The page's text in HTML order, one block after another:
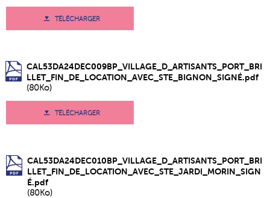
TÉLÉCHARGER
CAL53DA24DEC009BP_VILLAGE_D_ARTISANTS_PORT_BRI
LLET_FIN_DE_LOCATION_AVEC_STE_BIGNON_SIGNÉ.pdf
(80Ko)
TÉLÉCHARGER
CAL53DA24DEC010BP_VILLAGE_D_ARTISANTS_PORT_BRI
LLET_FIN_DE_LOCATION_AVEC_STE_JARDI_MORIN_SIGN
É.pdf
(80Ko)